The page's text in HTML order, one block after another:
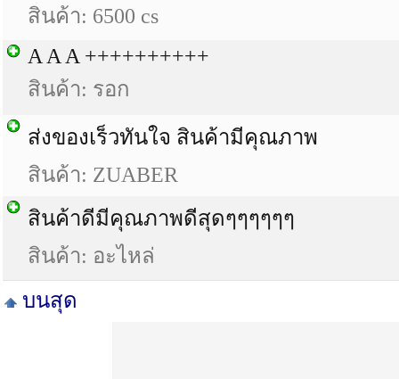
สินค้า: 6500 cs
A A A ++++++++++
สินค้า: รอก
ส่งของเร็วทันใจ สินค้ามีคุณภาพ
สินค้า: ZUABER
สินค้าดีมีคุณภาพดีสุดๆๆๆๆๆๆ
สินค้า: อะไหล่
บนสุด